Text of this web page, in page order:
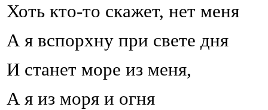
Хоть кто-то скажет, нет меня
А я вспорхну при свете дня
И станет море из меня,
А я из моря и огня